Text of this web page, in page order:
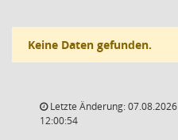
Keine Daten gefunden.
Letzte Änderung: 07.08.2026
12:00:54